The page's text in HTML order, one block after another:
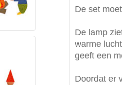
De set
De lamp
warme
geeft een
Doordat er